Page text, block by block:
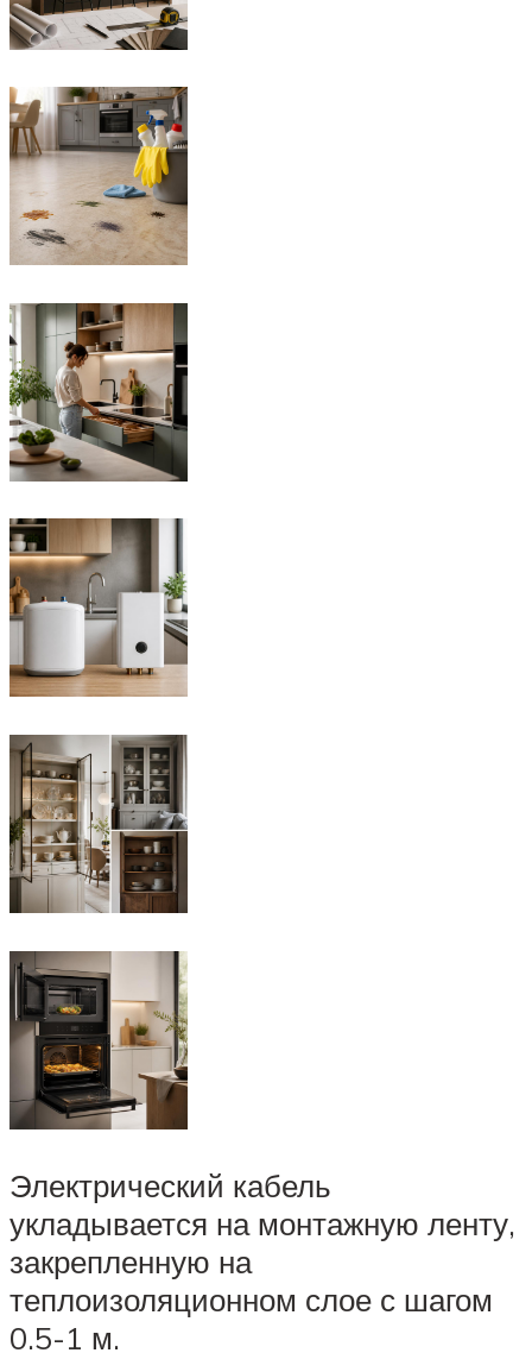
Электрический кабель
укладывается на монтажную ленту,
закрепленную на
теплоизоляционном слое с шагом
0.5-1 м.